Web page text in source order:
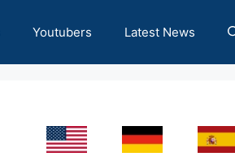
Youtubers Latest News